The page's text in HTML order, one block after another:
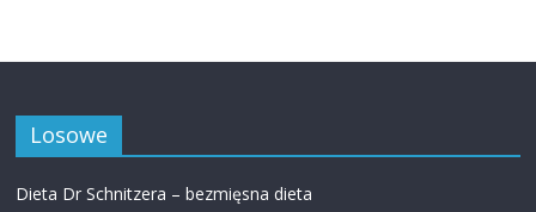
Losowe
Dieta Dr Schnitzera – bezmięsna dieta